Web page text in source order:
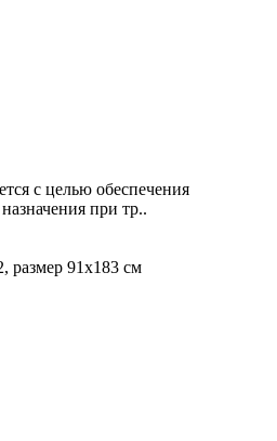
с целью обеспечения
при тр..
размер 91x183 см